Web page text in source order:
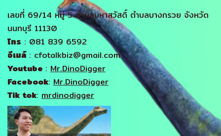
เลขที่ 69/14 หมู่ 5 ตำบลมหาสวัสดิ์ ตำบลบางกรวย จังหวัด
นนทบุรี 11130
โทร : 081 839 6592
อีเมล์: cfotalkbiz@gmail.com
Youtube : Mr.DinoDigger
Facebook: Mr.DinoDigger
Tik tok: mrdinodigger